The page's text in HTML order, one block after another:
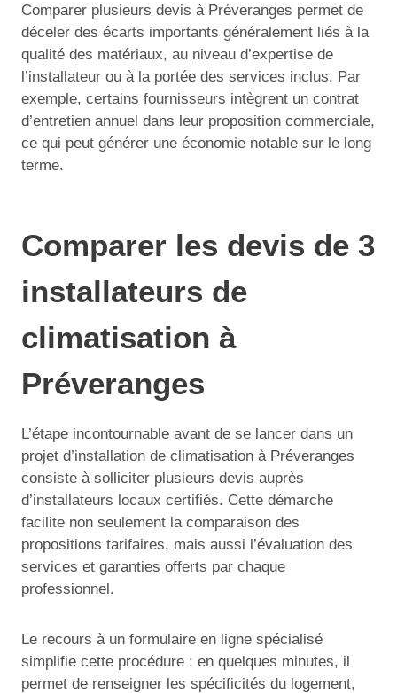
Comparer plusieurs devis à Préveranges permet de
déceler des écarts importants généralement liés à la
qualité des matériaux, au niveau d’expertise de
l’installateur ou à la portée des services inclus. Par
exemple, certains fournisseurs intègrent un contrat
d’entretien annuel dans leur proposition commerciale,
ce qui peut générer une économie notable sur le long
terme.
Comparer les devis de 3
installateurs de
climatisation à
Préveranges
L’étape incontournable avant de se lancer dans un
projet d’installation de climatisation à Préveranges
consiste à solliciter plusieurs devis auprès
d’installateurs locaux certifiés. Cette démarche
facilite non seulement la comparaison des
propositions tarifaires, mais aussi l’évaluation des
services et garanties offerts par chaque
professionnel.
Le recours à un formulaire en ligne spécialisé
simplifie cette procédure : en quelques minutes, il
permet de renseigner les spécificités du logement,